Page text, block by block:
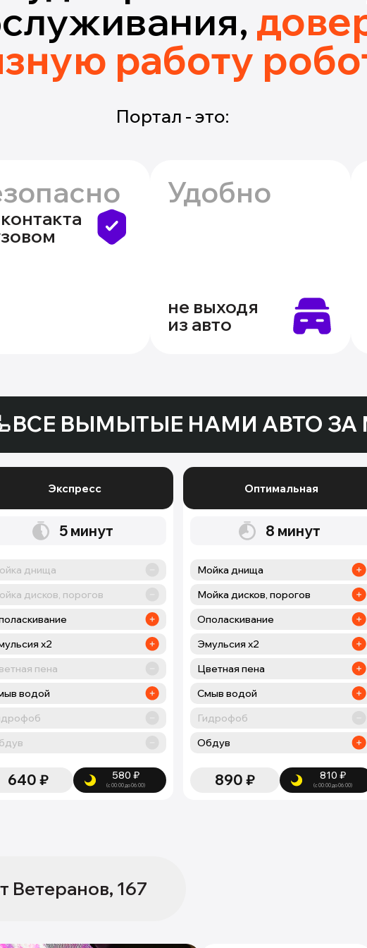
работу
Портал - это:
Удобно
не выходя
из авто
ВСЕ ВЫМЫТЫЕ НАМИ АВТО
Экспресс
5 минут
днища
дисков, порогов
х2
пена
водой
640 ₽ 580 ₽
(с 00:00 до 06:00)
Оптимальная
8 минут
Мойка днища
Мойка дисков, порогов
Ополаскивание
Эмульсия х2
Цветная пена
Смыв водой
Гидрофоб
Обдув
890 ₽ 810 ₽
(с 00:00 до 06:00)
Ветеранов, 167